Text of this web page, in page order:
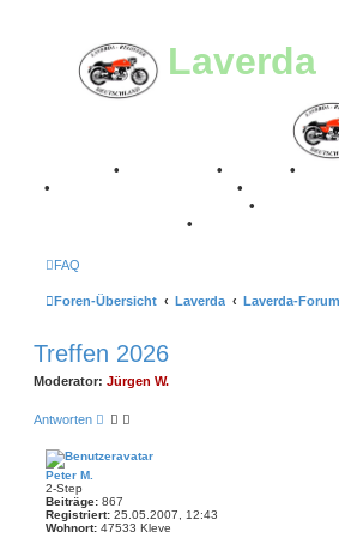
Laverda-
• • •
•
•
•
•
FAQ
Foren-Übersicht Laverda Laverda-Forum
Treffen 2026
Moderator: Jürgen W.
Antworten
Peter M.
2-Step
Beiträge: 867
Registriert: 25.05.2007, 12:43
Wohnort: 47533 Kleve